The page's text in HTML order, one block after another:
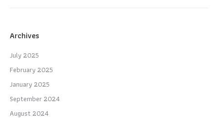
Archives
July 2025
February 2025
January 2025
September 2024
August 2024